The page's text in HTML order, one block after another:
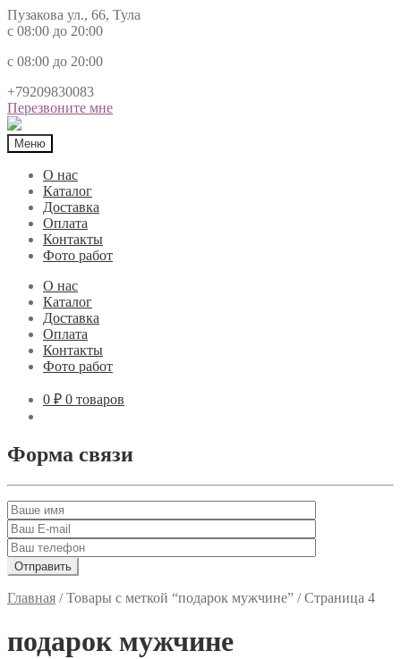
Пузакова ул., 66, Тула
с 08:00 до 20:00
с 08:00 до 20:00
+79209830083
Перезвоните мне
Меню
О нас
Каталог
Доставка
Оплата
Контакты
Фото работ
О нас
Каталог
Доставка
Оплата
Контакты
Фото работ
0 ₽ 0 товаров
Форма связи
Главная /Товары с меткой “подарок мужчине” /Страница 4
подарок мужчине